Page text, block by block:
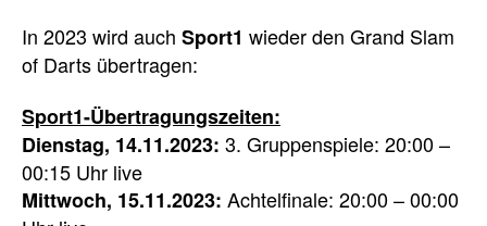
In 2023 wird auch Sport1 wieder den Grand Slam
of Darts übertragen:
Sport1-Übertragungszeiten:
Dienstag, 14.11.2023: 3. Gruppenspiele: 20:00 –
00:15 Uhr live
Mittwoch, 15.11.2023: Achtelfinale: 20:00 – 00:00